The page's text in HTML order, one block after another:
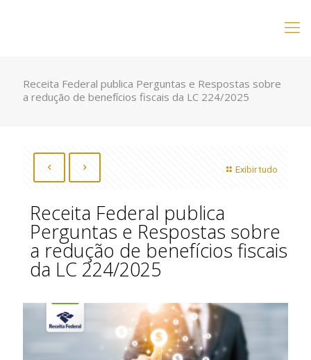
Receita Federal publica Perguntas e Respostas sobre
a redução de benefícios fiscais da LC 224/2025
Exibir tudo
Receita Federal publica
Perguntas e Respostas sobre
a redução de benefícios fiscais
da LC 224/2025